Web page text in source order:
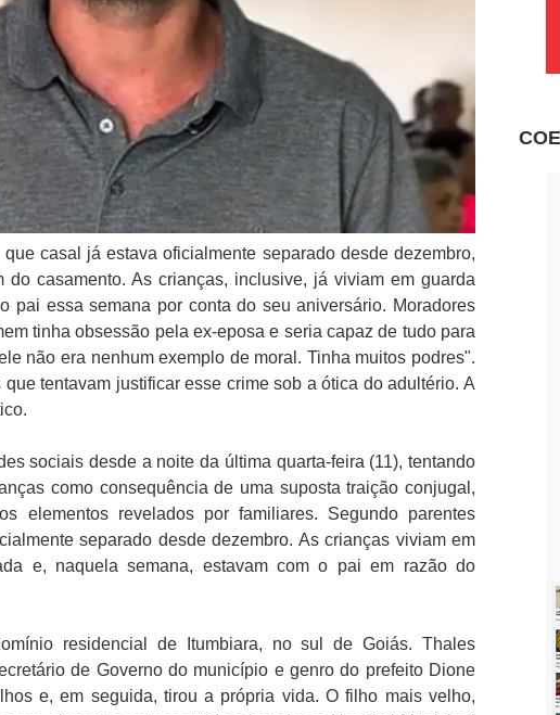
casal já estava oficialmente separado desde dezembro,
do casamento. As crianças, inclusive, já viviam em guarda
pai essa semana por conta do seu aniversário. Moradores
tinha obsessão pela ex-eposa e seria capaz de tudo para
não era nenhum exemplo de moral. Tinha muitos podres".
tentavam justificar esse crime sob a ótica do adultério. A
sociais desde a noite da última quarta-feira (11), tentando
como consequência de uma suposta traição conjugal,
elementos revelados por familiares. Segundo parentes
separado desde dezembro. As crianças viviam em
e, naquela semana, estavam com o pai em razão do
residencial de Itumbiara, no sul de Goiás. Thales
de Governo do município e genro do prefeito Dione
e, em seguida, tirou a própria vida. O filho mais velho,